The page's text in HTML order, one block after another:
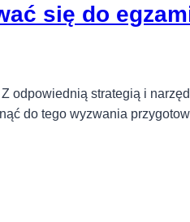
się do
odpowiednią strategią i
do tego wyzwania